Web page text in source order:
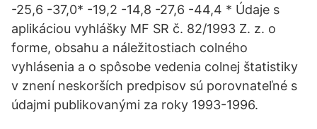
-25,6 -37,0* -19,2 -14,8 -27,6 -44,4 * Údaje s
aplikáciou vyhlášky MF SR č. 82/1993 Z. z. o
forme, obsahu a náležitostiach colného
vyhlásenia a o spôsobe vedenia colnej štatistiky
v znení neskorších predpisov sú porovnateľné s
údajmi publikovanými za roky 1993-1996.